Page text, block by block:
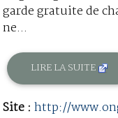
garde gratuite de
ne...
LIRE LA SUITE
Site : http://